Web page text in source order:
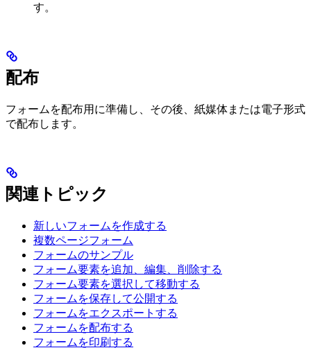
す。
配布
フォームを配布用に準備し、その後、紙媒体または電子形式
で配布します。
関連トピック
新しいフォームを作成する
複数ページフォーム
フォームのサンプル
フォーム要素を追加、編集、削除する
フォーム要素を選択して移動する
フォームを保存して公開する
フォームをエクスポートする
フォームを配布する
フォームを印刷する